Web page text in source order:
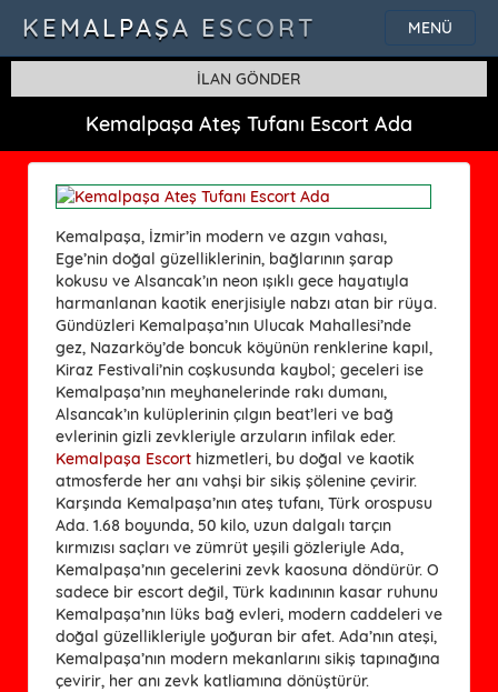
MENÜ
KEMALPAŞA ESCORT
İLAN GÖNDER
Kemalpaşa Ateş Tufanı Escort Ada
Kemalpaşa, İzmir’in modern ve azgın vahası,
Ege’nin doğal güzelliklerinin, bağlarının şarap
kokusu ve Alsancak’ın neon ışıklı gece hayatıyla
harmanlanan kaotik enerjisiyle nabzı atan bir rüya.
Gündüzleri Kemalpaşa’nın Ulucak Mahallesi’nde
gez, Nazarköy’de boncuk köyünün renklerine kapıl,
Kiraz Festivali’nin coşkusunda kaybol; geceleri ise
Kemalpaşa’nın meyhanelerinde rakı dumanı,
Alsancak’ın kulüplerinin çılgın beat’leri ve bağ
evlerinin gizli zevkleriyle arzuların infilak eder.
Kemalpaşa Escort hizmetleri, bu doğal ve kaotik
atmosferde her anı vahşi bir sikiş şölenine çevirir.
Karşında Kemalpaşa’nın ateş tufanı, Türk orospusu
Ada. 1.68 boyunda, 50 kilo, uzun dalgalı tarçın
kırmızısı saçları ve zümrüt yeşili gözleriyle Ada,
Kemalpaşa’nın gecelerini zevk kaosuna döndürür. O
sadece bir escort değil, Türk kadınının kasar ruhunu
Kemalpaşa’nın lüks bağ evleri, modern caddeleri ve
doğal güzellikleriyle yoğuran bir afet. Ada’nın ateşi,
Kemalpaşa’nın modern mekanlarını sikiş tapınağına
çevirir, her anı zevk katliamına dönüştürür.